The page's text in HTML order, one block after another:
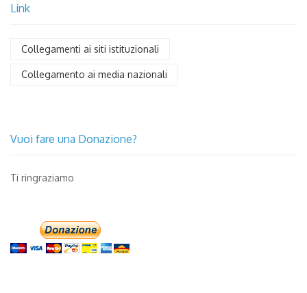
Link
Collegamenti ai siti istituzionali
Collegamento ai media nazionali
Vuoi fare una Donazione?
Ti ringraziamo